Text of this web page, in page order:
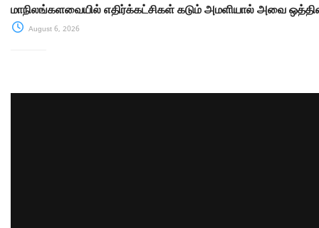
மாநிலங்களவையில் எதிர்க்கட்சிகள் கடும் அமளியால் அவை
August 6, 2026